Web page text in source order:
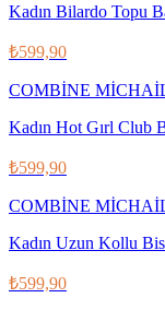
Kadın Bilardo Topu
₺599,90
COMBİNE
Kadın Hot Gırl Club
₺599,90
COMBİNE
Kadın Uzun Kollu
₺599,90